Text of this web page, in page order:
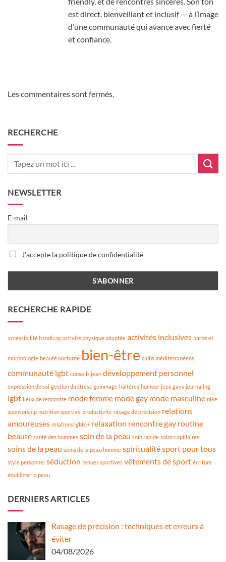
est direct, bienveillant et inclusif — à l’image
d’une communauté qui avance avec fierté
et confiance.
Les commentaires sont fermés.
RECHERCHE
NEWSLETTER
E-mail
J'accepte la politique de confidentialité
RECHERCHE RAPIDE
accessibilité handicap activité physique adaptée activités inclusives barbe et
morphologie beauté nocturne bien-être clubs méditerranéens
communauté lgbt conseils jean développement personnel
expression de soi gestion du stress gommage haltères humour jeux gays journaling
lgbt lieux de rencontre mode femme mode gay mode masculine nike
sponsorship nutrition sportive productivité rasage de précision relations
amoureuses relations lgbtq+ relaxation rencontre gay routine
beauté santé des hommes soin de la peau soin rapide soins capillaires
soins de la peau soins de la peau homme spiritualitésport pour tous
style personnel séduction tenues sportives vêtements de sport écriture
équilibrer la peau
DERNIERS ARTICLES
Rasage de précision : techniques et erreurs à
éviter
04/08/2026